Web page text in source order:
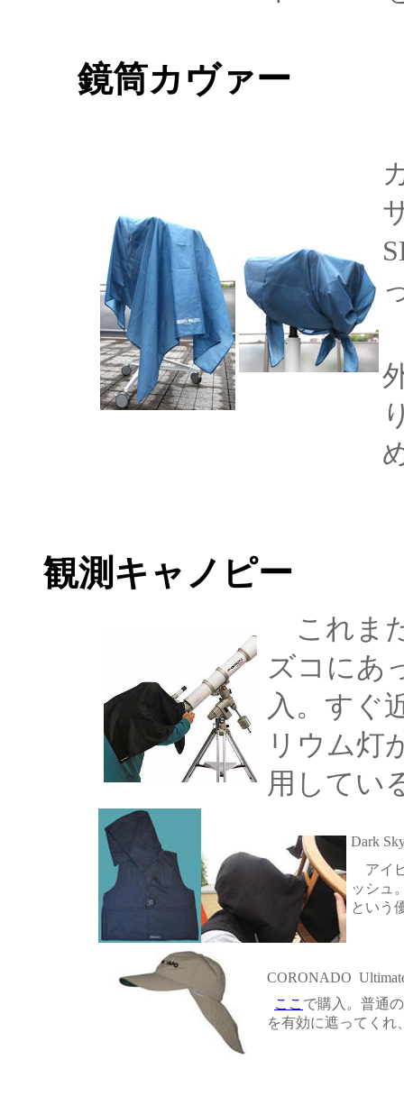
鏡筒カヴァー
観測キャノピー
これま
ズコにあ
入。すぐ
リウム灯
用してい
Dark
アイ
ッシュ
という
CORONADO
ここ で購入。普通
を有効に遮ってくれ